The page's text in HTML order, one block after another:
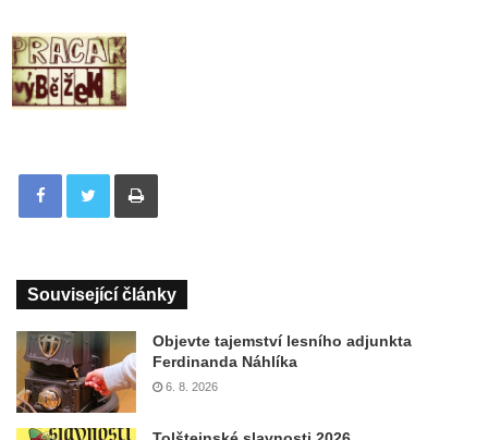
Tisknout
Související články
Objevte tajemství lesního adjunkta
Ferdinanda Náhlíka
6. 8. 2026